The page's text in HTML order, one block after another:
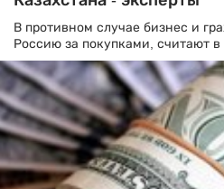
В противном случае бизнес и
Россию за покупками, считают в